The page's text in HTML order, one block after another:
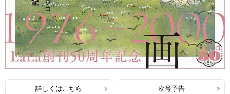
詳しくはこちら 次号予告